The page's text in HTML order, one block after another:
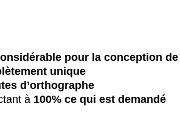
pour la conception
unique
d’orthographe
à 100% ce qui est demandé